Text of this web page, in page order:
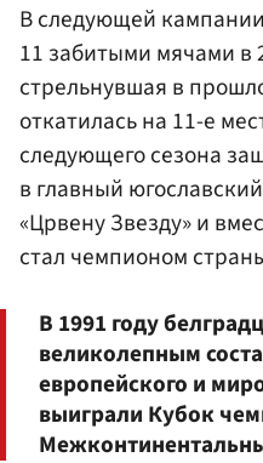
В следующей
11 забитыми мячами в
стрельнувшая в
откатилась на 11-е
следующего сезона
в главный
«Црвену Звезду» и
стал чемпионом
В 1991 году
великолепным
европейского и
выиграли Кубок